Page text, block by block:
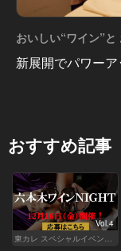
おいしい“ワイン”
新展開でパワー
おすすめ記事
Vol.4
東カレ スペシャルイベント募集